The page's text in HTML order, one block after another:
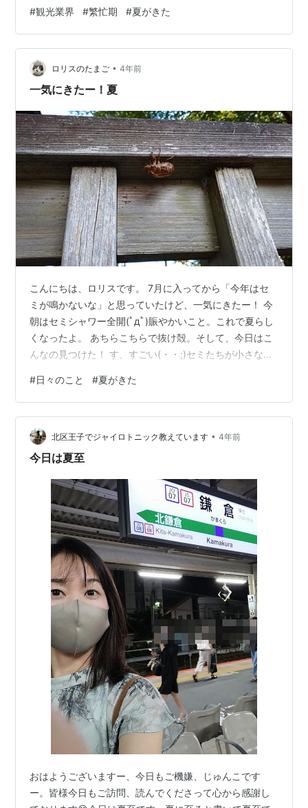
勤することにしています。恐らく月末も出勤が続くかな
ぁ。 正社員時代は「求められるものの３割増しの結果出
す！」をモットーにしていましたが、ただのアルバイト
である現在は当然、そんなことするつもりもできるはず
もありませんが、繁忙期は３割増しかそれ以上の勤務を
#観光業界 #繁忙期 #夏がきた
ロリスのたまご • 4年前
一気にきたー！夏
こんにちは、ロリスです。 7月に入ってから「今年はセ
ミが鳴かないな」と思っていたけど、一気にきたー！ 今
朝はセミシャワー全開(ﾟдﾟ)賑やかいこと。これで夏らし
くなったよ。 あちらこちらで抜け殻。そして、今日はこ
んなの見つけた！ す、すごい(・・;)セミたちが小さな命
ー！！！私もがんばるよ!(^^)!ではまた('ω')ノ にほんブロ
グ村
#日々のこと #夏がきた
北区王子でジャイロトニック教えています • 4年前
今日は夏至
おはようございますー、今日もご機嫌、じゅんこです
ー。皆様今日もご訪問、読んでくださって心から感謝し